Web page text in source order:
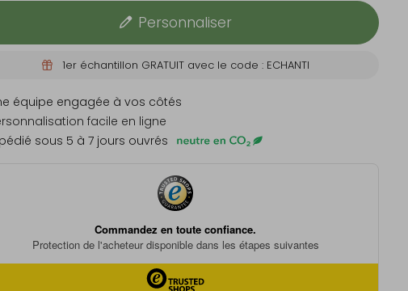
Personnaliser
1er échantillon GRATUIT avec le code : ECHANTI
équipe engagée à vos côtés
facile en ligne
sous 5 à 7 jours ouvrés